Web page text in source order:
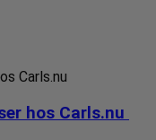
hos Carls.nu